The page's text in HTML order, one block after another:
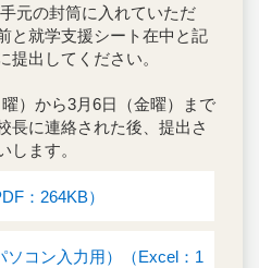
の封筒に入れていただ
と就学支援シート在中と記
提出してください。
から3月6日（金曜）まで
長に連絡された後、提出さ
します。
：264KB）
ソコン入力用）（Excel：1